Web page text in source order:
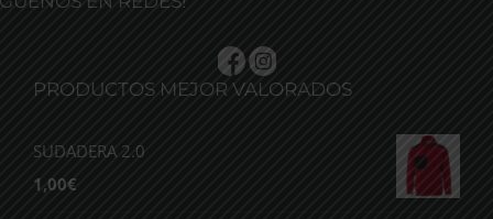
PRODUCTOS MEJOR VALORADOS
SUDADERA 2.0
1,00€